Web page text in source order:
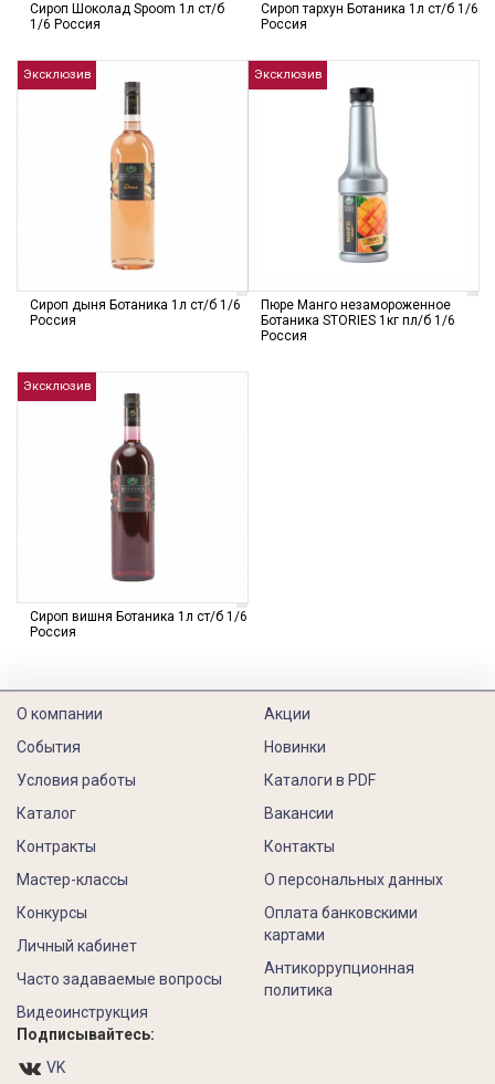
Сироп Шоколад Spoom 1л ст/б
1/6 Россия
Сироп тархун Ботаника 1л ст/б 1/6
Россия
Эксклюзив
Сироп дыня Ботаника 1л ст/б 1/6
Россия
Эксклюзив
Пюре Манго незамороженное
Ботаника STORIES 1кг пл/б 1/6
Россия
Эксклюзив
Сироп вишня Ботаника 1л ст/б 1/6
Россия
О компании
События
Условия работы
Каталог
Контракты
Акции
Новинки
Каталоги в PDF
Вакансии
Контакты
Мастер-классы
Конкурсы
Личный кабинет
Часто задаваемые вопросы
Видеоинструкция
О персональных данных
Оплата банковскими
картами
Антикоррупционная
политика
Подписывайтесь:
VK